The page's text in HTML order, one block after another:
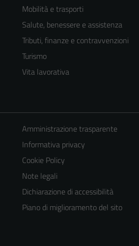
Mobilità e trasporti
Salute, benessere e assistenza
Tributi, finanze e contravvenzioni
Turismo
Vita lavorativa
Amministrazione trasparente
Informativa privacy
Cookie Policy
Note legali
Dichiarazione di accessibilità
Piano di miglioramento del sito